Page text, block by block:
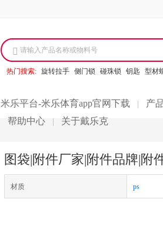
请输入产品名称或物料号
热门搜索: 旋转拉手 侧门锁 碰珠锁 钥匙 型材
米乐平台-米乐体育app官网下载 产
帮助中心 关于戴乐克
图袋|附件厂家|附件品牌|附
材质 ps